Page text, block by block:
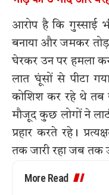
आरोप है कि गुस्साई
बनाया और जमकर
घेरकर उन पर हमला
लात घूंसों से पीटा
कोशिश कर रहे थे तब
मौजूद कुछ लोगों ने
प्रहार करते रहे।
तक जारी रहा जब तक
More Read